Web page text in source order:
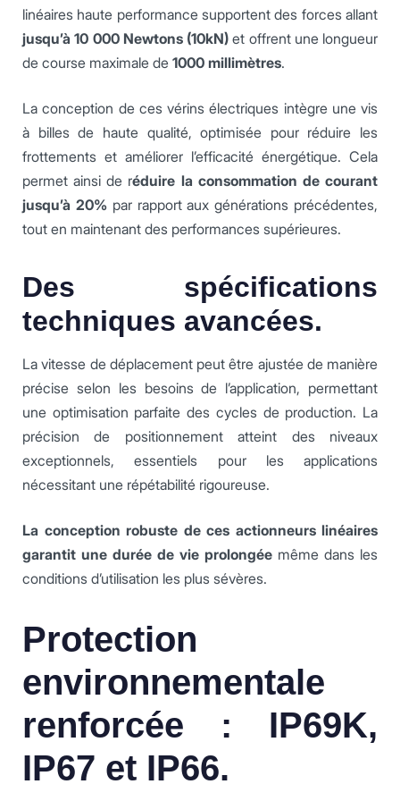
linéaires haute performance supportent des forces allant
jusqu’à 10 000 Newtons (10kN) et offrent une longueur
de course maximale de 1000 millimètres.
La conception de ces vérins électriques intègre une vis
à billes de haute qualité, optimisée pour réduire les
frottements et améliorer l’efficacité énergétique. Cela
permet ainsi de réduire la consommation de courant
jusqu’à 20%par rapport aux générations précédentes,
tout en maintenant des performances supérieures.
Des spécifications
techniques avancées.
La vitesse de déplacement peut être ajustée de manière
précise selon les besoins de l’application, permettant
une optimisation parfaite des cycles de production. La
précision de positionnement atteint des niveaux
exceptionnels, essentiels pour les applications
nécessitant une répétabilité rigoureuse.
La conception robuste de ces actionneurs linéaires
garantit une durée de vie prolongée même dans les
conditions d’utilisation les plus sévères.
Protection
environnementale
renforcée : IP69K,
IP67 et IP66.